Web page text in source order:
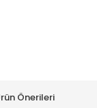
Önerileri